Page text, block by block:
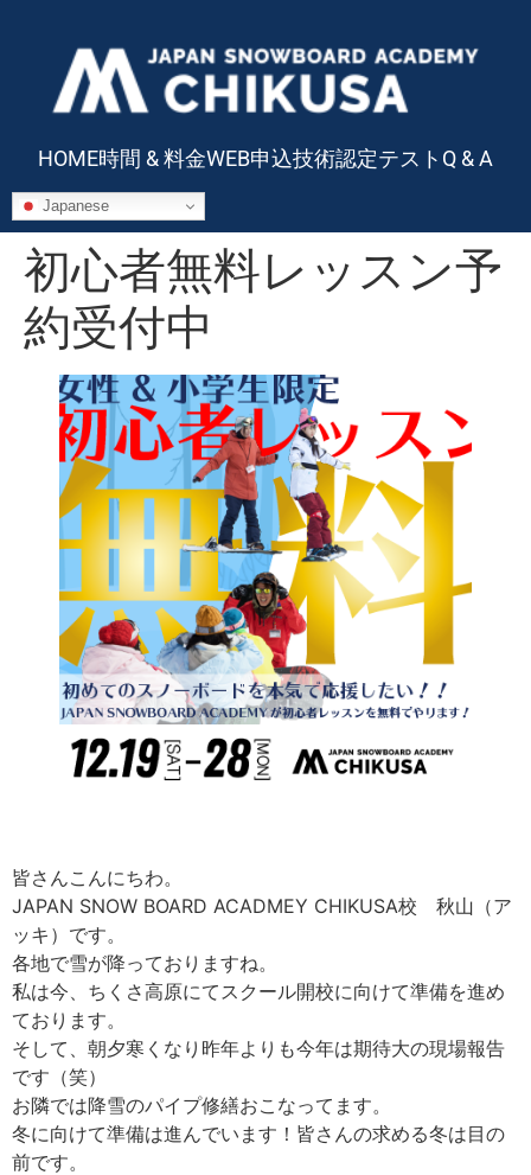
HOME時間 & 料金WEB申込技術認定テスト Q & A
Japanese
初心者無料レッスン予
約受付中
皆さんこんにちわ。
JAPAN SNOW BOARD ACADMEY CHIKUSA校 秋山（ア
ッキ）です。
各地で雪が降っておりますね。
私は今、ちくさ高原にてスクール開校に向けて準備を進め
ております。
そして、朝夕寒くなり昨年よりも今年は期待大の現場報告
です（笑）
お隣では降雪のパイプ修繕おこなってます。
冬に向けて準備は進んでいます！皆さんの求める冬は目の
前です。